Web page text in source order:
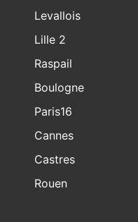
Levallois
Lille 2
Raspail
Boulogne
Paris16
Cannes
Castres
Rouen